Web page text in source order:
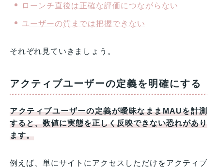
ローンチ直後は正確な評価につながらない
ユーザーの質までは把握できない
それぞれ見ていきましょう。
アクティブユーザーの定義を明確にする
アクティブユーザーの定義が曖昧なままMAUを計測
すると、数値に実態を正しく反映できない恐れがあり
ます。
例えば、単にサイトにアクセスしただけをアクティブ